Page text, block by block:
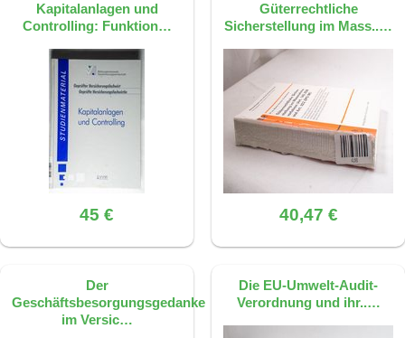
Kapitalanlagen und
Controlling: Funktion…
45 €
Güterrechtliche
Sicherstellung im Mass..…
40,47 €
Der
Geschäftsbesorgungsgedanke
im Versic…
Die EU-Umwelt-Audit-
Verordnung und ihr..…